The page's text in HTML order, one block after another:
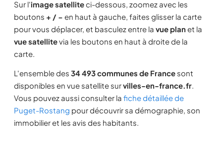
Sur l'image satelliteci-dessous, zoomez avec les
boutons + / − en haut à gauche, faites glisser la carte
pour vous déplacer, et basculez entre la vue planet la
vue satellitevia les boutons en haut à droite de la
carte.
L'ensemble des 34 493 communes de France sont
disponibles en vue satellite survilles-en-france.fr.
Vous pouvez aussi consulter la fiche détaillée de
Puget-Rostang pour découvrir sa démographie, son
immobilier et les avis des habitants.